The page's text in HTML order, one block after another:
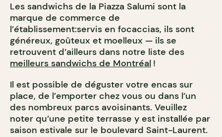
Les sandwichs de la Piazza Salumi sont la
marque de commerce de
l’établissement:servis en focaccias, ils sont
généreux, goûteux et moelleux — ils se
retrouvent d’ailleurs dans notre liste des
meilleurs sandwichs de Montréal !
Il est possible de déguster votre encas sur
place, de l’emporter chez vous ou dans l’un
des nombreux parcs avoisinants. Veuillez
noter qu’une petite terrasse y est installée par
saison estivale sur le boulevard Saint-Laurent.